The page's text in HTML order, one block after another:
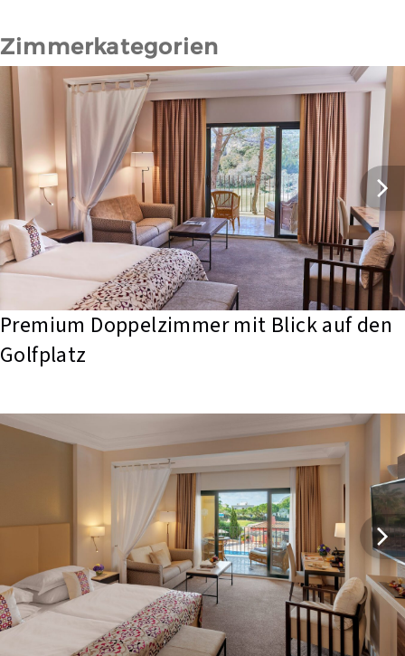
Zimmerkategorien
Premium Doppelzimmer mit Blick auf den
Golfplatz